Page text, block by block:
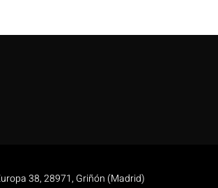
38, 28971, Griñón (Madrid)